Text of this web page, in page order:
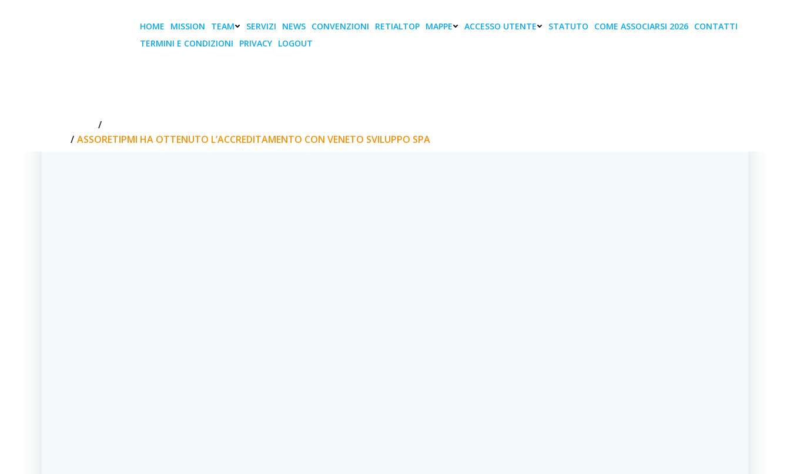
HOME MISSION TEAM SERVIZI NEWS CONVENZIONI RETIALTOP MAPPE ACCESSO UTENTE STATUTO COME ASSOCIARSI 2026 CONTATTI
TERMINI E CONDIZIONI
PRIVACY LOGOUT
ASSORETIPMI HA OTTENUTO L’ACCREDITAMENTO CON VENETO SVILUPPO SPA